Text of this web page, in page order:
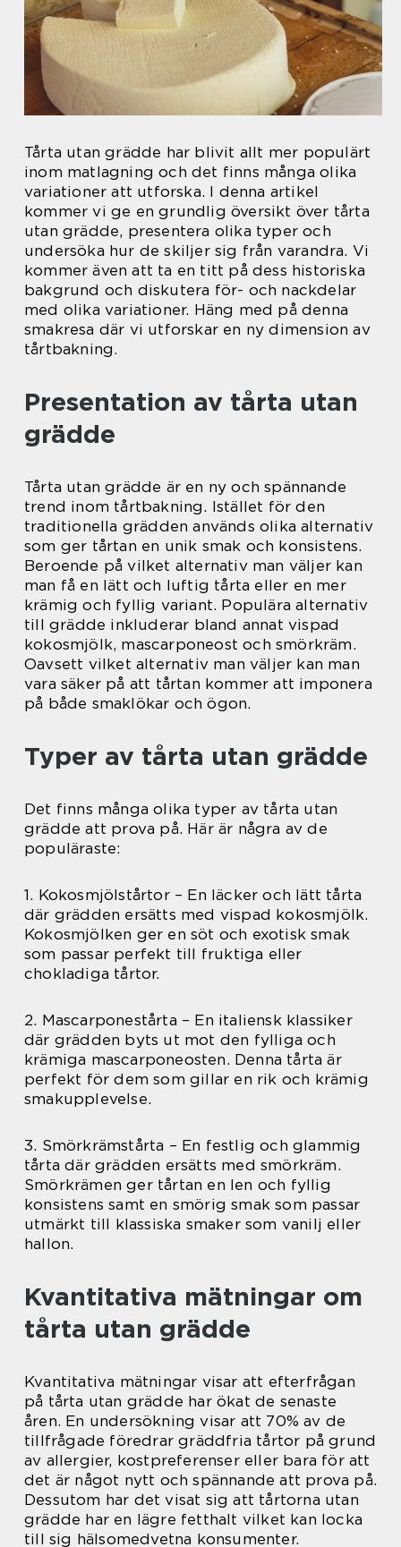
Tårta utan grädde har blivit allt mer populärt
inom matlagning och det finns många olika
variationer att utforska. I denna artikel
kommer vi ge en grundlig översikt över tårta
utan grädde, presentera olika typer och
undersöka hur de skiljer sig från varandra. Vi
kommer även att ta en titt på dess historiska
bakgrund och diskutera för- och nackdelar
med olika variationer. Häng med på denna
smakresa där vi utforskar en ny dimension av
tårtbakning.
Presentation av tårta utan
grädde
Tårta utan grädde är en ny och spännande
trend inom tårtbakning. Istället för den
traditionella grädden används olika alternativ
som ger tårtan en unik smak och konsistens.
Beroende på vilket alternativ man väljer kan
man få en lätt och luftig tårta eller en mer
krämig och fyllig variant. Populära alternativ
till grädde inkluderar bland annat vispad
kokosmjölk, mascarponeost och smörkräm.
Oavsett vilket alternativ man väljer kan man
vara säker på att tårtan kommer att imponera
på både smaklökar och ögon.
Typer av tårta utan grädde
Det finns många olika typer av tårta utan
grädde att prova på. Här är några av de
populäraste:
1. Kokosmjölstårtor – En läcker och lätt tårta
där grädden ersätts med vispad kokosmjölk.
Kokosmjölken ger en söt och exotisk smak
som passar perfekt till fruktiga eller
chokladiga tårtor.
2. Mascarponestårta – En italiensk klassiker
där grädden byts ut mot den fylliga och
krämiga mascarponeosten. Denna tårta är
perfekt för dem som gillar en rik och krämig
smakupplevelse.
3. Smörkrämstårta – En festlig och glammig
tårta där grädden ersätts med smörkräm.
Smörkrämen ger tårtan en len och fyllig
konsistens samt en smörig smak som passar
utmärkt till klassiska smaker som vanilj eller
hallon.
Kvantitativa mätningar om
tårta utan grädde
Kvantitativa mätningar visar att efterfrågan
på tårta utan grädde har ökat de senaste
åren. En undersökning visar att 70% av de
tillfrågade föredrar gräddfria tårtor på grund
av allergier, kostpreferenser eller bara för att
det är något nytt och spännande att prova på.
Dessutom har det visat sig att tårtorna utan
grädde har en lägre fetthalt vilket kan locka
till sig hälsomedvetna konsumenter.